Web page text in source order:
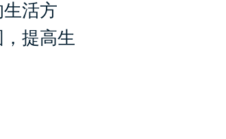
活方
提高生